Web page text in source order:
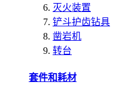
灭火装置
铲斗护齿钻具
凿岩机
转台
套件和耗材